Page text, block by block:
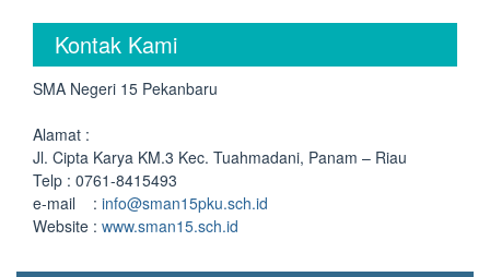
Kontak Kami
SMA Negeri 15 Pekanbaru
Alamat :
Jl. Cipta Karya KM.3 Kec. Tuahmadani, Panam – Riau
Telp : 0761-8415493
e-mail : info@sman15pku.sch.id
Website : www.sman15.sch.id